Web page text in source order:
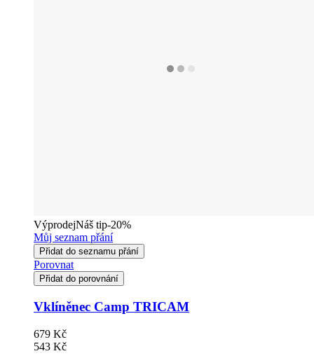
VýprodejNáš tip-20%
Můj seznam přání
Přidat do seznamu přání
Porovnat
Přidat do porovnání
Vklíněnec Camp TRICAM
679 Kč
543 Kč